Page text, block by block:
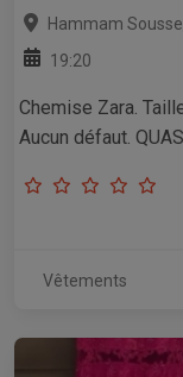
Hammam Sousse
19:20
Chemise Zara.
Aucun défaut.
Vêtements